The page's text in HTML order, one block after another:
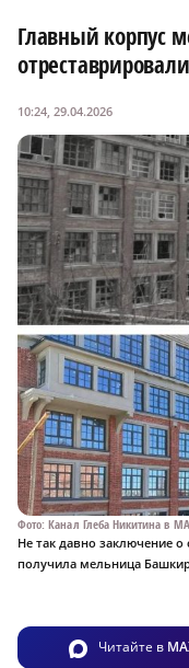
Главный корпус
10:24, 29.04.2026
Фото: Канал Глеба Никитина в
Не так давно заключение
получила мельница
Читайте в